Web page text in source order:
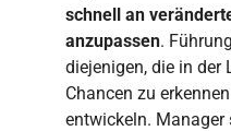
schnell an
anzupassen.
diejenigen, die in der
Chancen zu
entwickeln. Manager